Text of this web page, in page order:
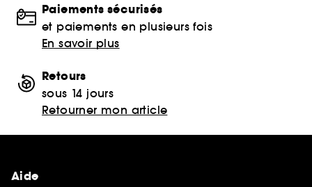
Paiements sécurisés
et paiements en plusieurs fois
En savoir plus
Retours
sous 14 jours
Retourner mon article
Aide